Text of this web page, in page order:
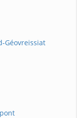
Géovreissiat